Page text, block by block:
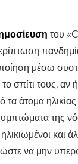
του
μέσω
σπίτι τους, αν
άτομα
της
να μην